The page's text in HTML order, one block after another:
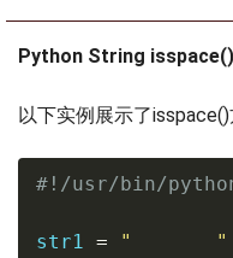
Python String
以下实例展示了isspace()
#!/usr/bin/
str1 =
"       "